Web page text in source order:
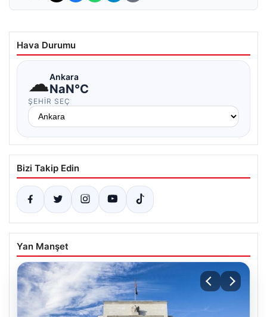
Hava Durumu
☁Ankara
NaN°C
ŞEHIR SEÇ
Bizi Takip Edin
Yan Manşet